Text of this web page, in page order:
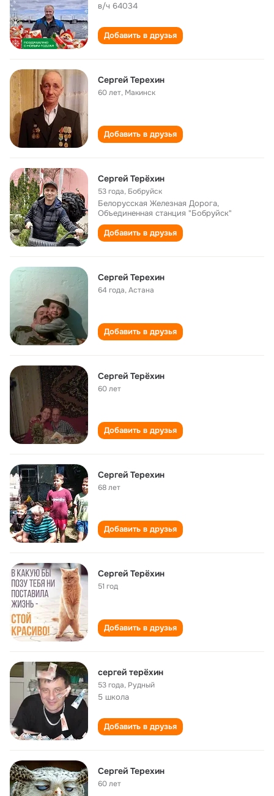
в/ч 64034
Добавить в друзья
Сергей Терехин
60 лет, Макинск
Добавить в друзья
Сергей Терёхин
53 года, Бобруйск
Белорусская Железная Дорога,
Объединенная станция "Бобруйск"
Добавить в друзья
Сергей Терехин
64 года,Астана
Добавить в друзья
Сергей Терёхин
60 лет
Добавить в друзья
Сергей Терехин
68 лет
Добавить в друзья
Сергей Терёхин
51 год
Добавить в друзья
сергей терёхин
53 года, Рудный
5 школа
Добавить в друзья
Сергей Терехин
60 лет